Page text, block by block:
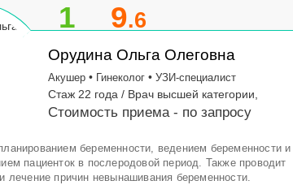
1 9.6
Орудина Ольга Олеговна
Акушер • Гинеколог • УЗИ-специалист
Стаж 22 года / Врач высшей категории,
Стоимость приема - по запросу
беременности, ведением беременности и
пациенток в послеродовой период. Также проводит
лечение причин невынашивания беременности.